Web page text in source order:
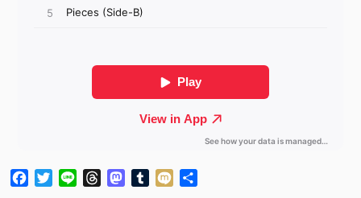
Facebook
TwitterLine ThreadsMastodon
Tumblr
Mixi